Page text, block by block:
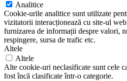
Analitice
Cookie-urile analitice sunt utilizate
vizitatorii interacționează cu site-ul
furnizarea de informații despre valori,
respingere, sursa de trafic etc.
Altele
Altele
Alte cookie-uri neclasificate sunt cele
fost încă clasificate într-o categorie.